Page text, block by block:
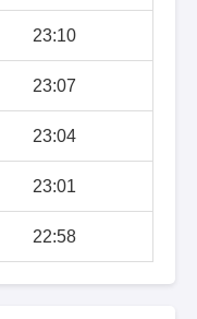
23:10
23:07
23:04
23:01
22:58